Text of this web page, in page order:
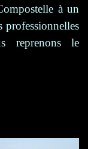
à un
professionnelles
reprenons le